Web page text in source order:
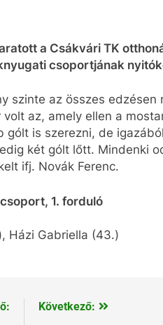
a Csákvári TK
csoportjának
szinte az összes edzésen
az, amely ellen a
is szerezni, de
két gólt lőtt. Mindenki
ifj. Novák Ferenc.
1. forduló
Házi Gabriella (43.)
Következő: